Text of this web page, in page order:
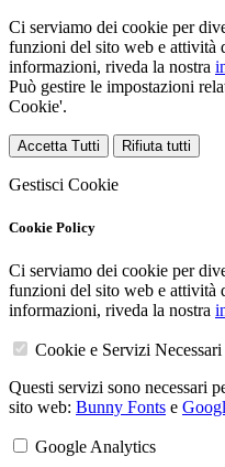
Ci serviamo dei cookie per
funzioni del sito web e attività
informazioni, riveda la nostra
Può gestire le impostazioni
Cookie'.
Accetta Tutti Rifiuta tutti
Gestisci Cookie
Cookie Policy
Ci serviamo dei cookie per
funzioni del sito web e attività
informazioni, riveda la nostra
Cookie e Servizi Necessari
Questi servizi sono necessari
sito web: Bunny Fonts e
Google Analytics